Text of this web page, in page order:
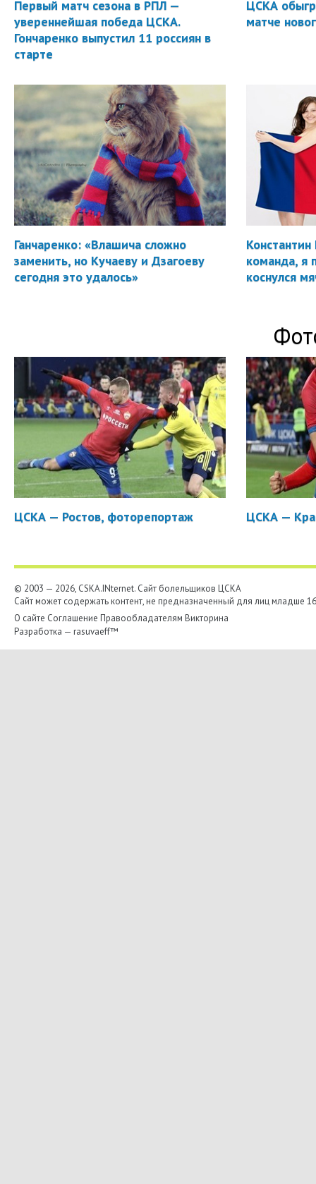
Первый матч сезона в РПЛ —
увереннейшая победа ЦСКА.
Гончаренко выпустил 11 россиян в
старте
ЦСКА
матче
Ганчаренко: «Влашича сложно
заменить, но Кучаеву и Дзагоеву
сегодня это удалось»
Константин
команда, я
коснулся
ЦСКА — Ростов, фоторепортаж ЦСКА —
© 2003 — 2026, CSKA.INternet. Cайт болельщиков ЦСКА
Сайт может содержать контент, не предназначенный для лиц младше
О сайте Соглашение Правообладателям Викторина
Разработка — rasuvaeff™